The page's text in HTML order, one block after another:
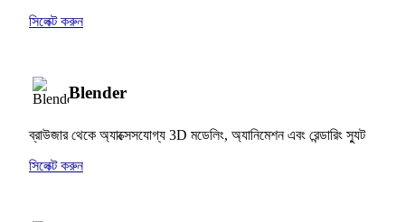
সিলেক্ট করুন
Blender
ব্রাউজার থেকে অ্যাক্সেসযোগ্য 3D মডেলিং, অ্যানিমেশন এবং রেন্ডারিং স্যুট
সিলেক্ট করুন